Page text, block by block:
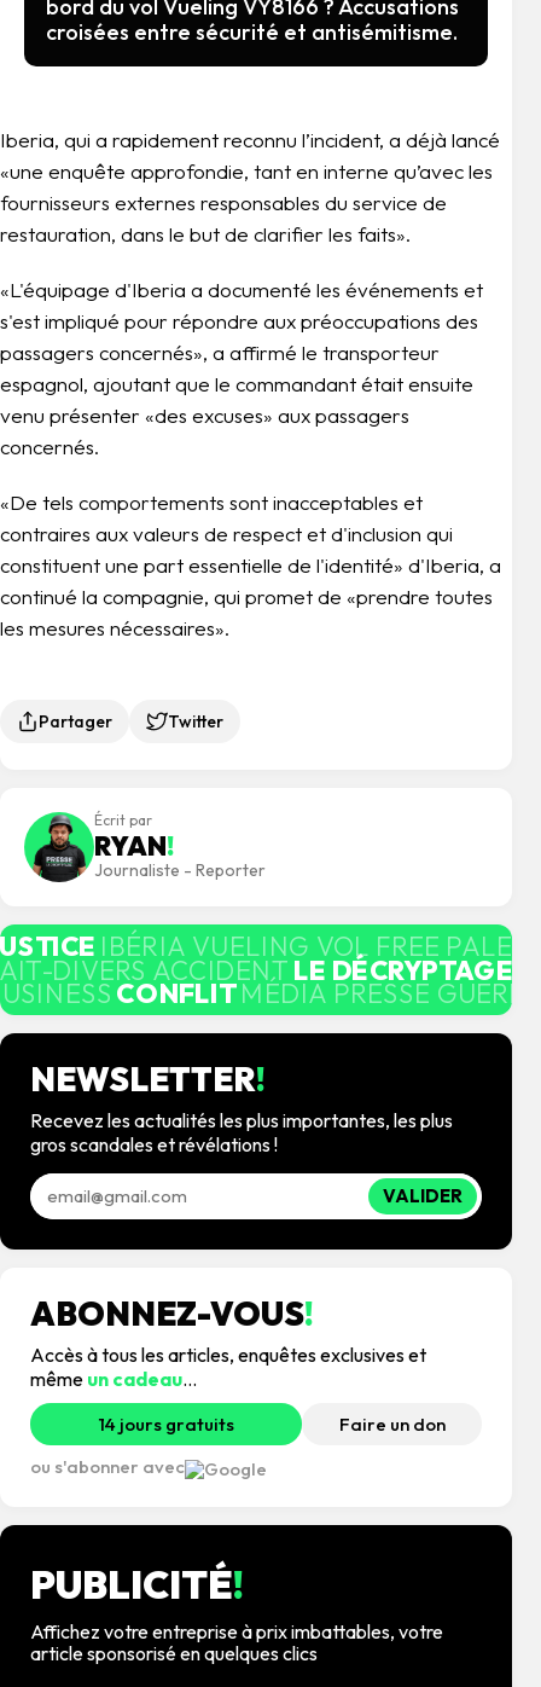
bord du vol Vueling VY8166 ? Accusations
croisées entre sécurité et antisémitisme.
Iberia, qui a rapidement reconnu l’incident, a déjà lancé
«une enquête approfondie, tant en interne qu’avec les
fournisseurs externes responsables du service de
restauration, dans le but de clarifier les faits».
«L'équipage d'Iberia a documenté les événements et
s'est impliqué pour répondre aux préoccupations des
passagers concernés», a affirmé le transporteur
espagnol, ajoutant que le commandant était ensuite
venu présenter «des excuses» aux passagers
concernés.
«De tels comportements sont inacceptables et
contraires aux valeurs de respect et d'inclusion qui
constituent une part essentielle de l'identité» d'Iberia, a
continué la compagnie, qui promet de «prendre toutes
les mesures nécessaires».
Partager Twitter
Écrit par
RYAN!
Journaliste - Reporter
IBÉRIA VUELING VOL FREE
DIVERS ACCIDENT LE DÉCRYPTAGE
CONFLIT MÉDIA PRESSE
NEWSLETTER!
Recevez les actualités les plus importantes, les plus
gros scandales et révélations !
VALIDER
ABONNEZ-VOUS!
Accès à tous les articles, enquêtes exclusives et
même un cadeau...
14 jours gratuits
Faire un don
ou s'abonner avec
PUBLICITÉ!
Affichez votre entreprise à prix imbattables, votre
article sponsorisé en quelques clics